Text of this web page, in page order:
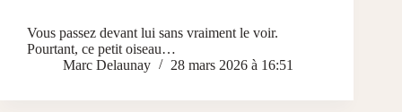
Vous passez devant lui sans vraiment le voir.
Pourtant, ce petit oiseau…
Marc Delaunay
28 mars 2026 à 16:51